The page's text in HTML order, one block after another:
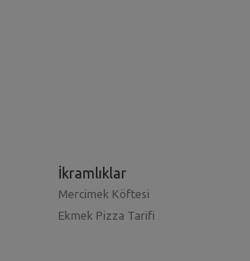
İkramlıklar
Mercimek Köftesi
Ekmek Pizza Tarifi